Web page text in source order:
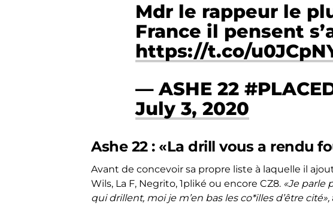
Mdr le rappeur le
France il pensent
https://t.co/
— ASHE 22
July 3, 2020
Ashe 22 : «La drill vous a rendu
Avant de concevoir sa propre liste à laquelle il
Wils, La F, Negrito, 1pliké ou encore CZ8. «Je parle
qui drillent, moi je m’en bas les co*illes d’être cité»,